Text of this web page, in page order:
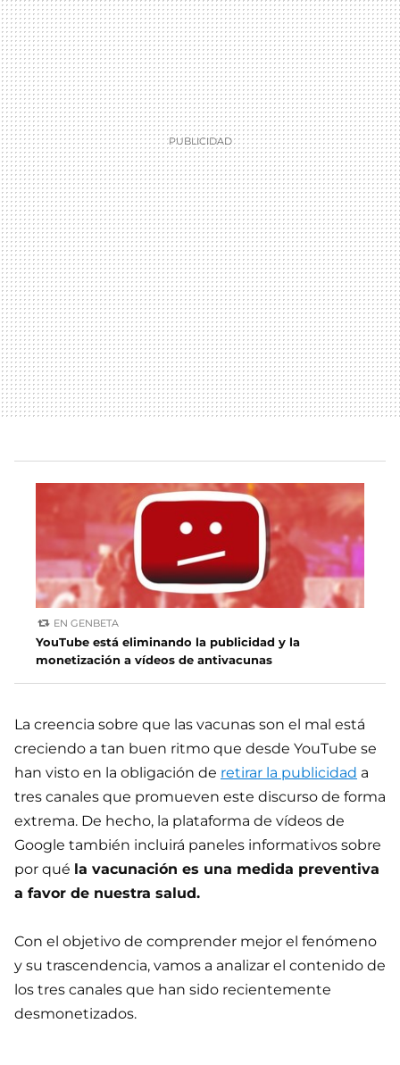
EN GENBETA
YouTube está eliminando la publicidad y la
monetización a vídeos de antivacunas
La creencia sobre que las vacunas son el mal está
creciendo a tan buen ritmo que desde YouTube se
han visto en la obligación de retirar la publicidad a
tres canales que promueven este discurso de forma
extrema. De hecho, la plataforma de vídeos de
Google también incluirá paneles informativos sobre
por qué la vacunación es una medida preventiva
a favor de nuestra salud.
Con el objetivo de comprender mejor el fenómeno
y su trascendencia, vamos a analizar el contenido de
los tres canales que han sido recientemente
desmonetizados.